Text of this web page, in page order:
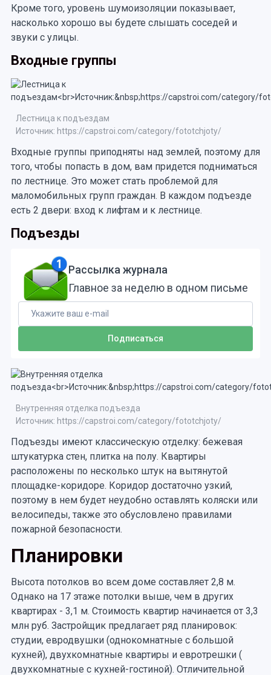
Кроме того, уровень шумоизоляции показывает,
насколько хорошо вы будете слышать соседей и
звуки с улицы.
Входные группы
Лестница к подъездам
Источник: https://capstroi.com/category/fototchjoty/
Входные группы приподняты над землей, поэтому для
того, чтобы попасть в дом, вам придется подниматься
по лестнице. Это может стать проблемой для
маломобильных групп граждан. В каждом подъезде
есть 2 двери: вход к лифтам и к лестнице.
Подъезды
Рассылка журнала
Главное за неделю в одном письме
Внутренняя отделка подъезда
Источник: https://capstroi.com/category/fototchjoty/
Подъезды имеют классическую отделку: бежевая
штукатурка стен, плитка на полу. Квартиры
расположены по несколько штук на вытянутой
площадке-коридоре. Коридор достаточно узкий,
поэтому в нем будет неудобно оставлять коляски или
велосипеды, также это обусловлено правилами
пожарной безопасности.
Планировки
Высота потолков во всем доме составляет 2,8 м.
Однако на 17 этаже потолки выше, чем в других
квартирах - 3,1 м. Стоимость квартир начинается от 3,3
млн руб. Застройщик предлагает ряд планировок:
студии, евродвушки (однокомнатные с большой
кухней), двухкомнатные квартиры и евротрешки (
двухкомнатные с кухней-гостиной). Отличительной